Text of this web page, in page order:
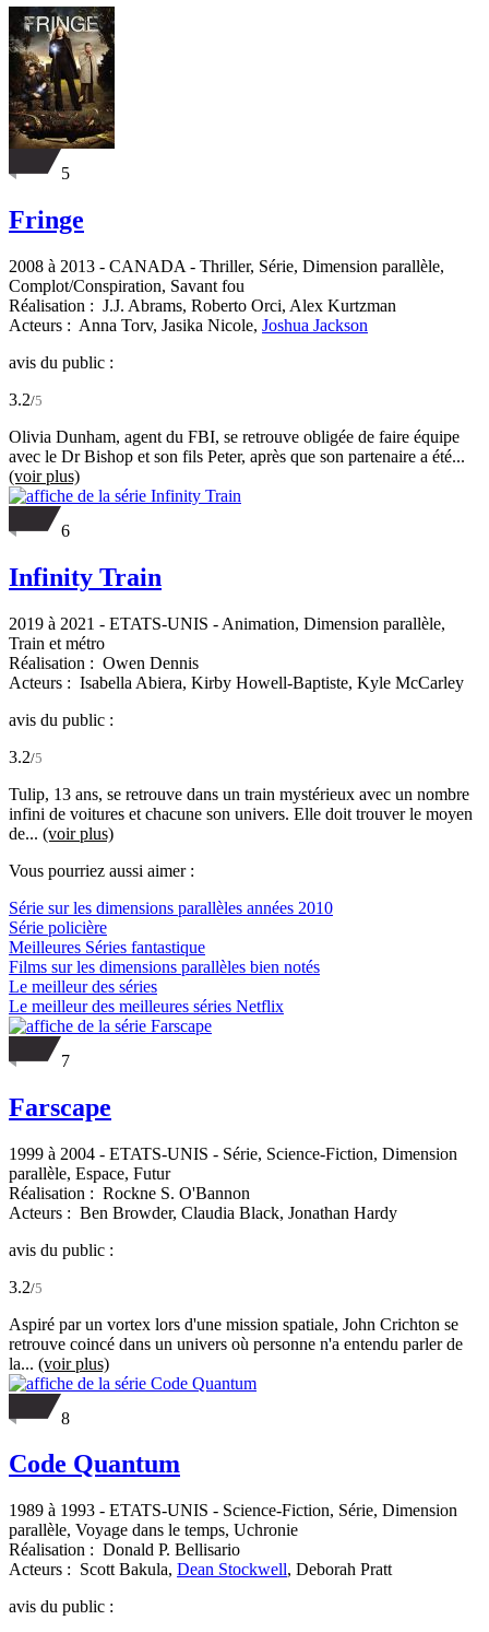
5
Fringe
2008 à 2013 - CANADA - Thriller, Série, Dimension parallèle,
Complot/Conspiration, Savant fou
Réalisation : J.J. Abrams, Roberto Orci, Alex Kurtzman
Acteurs : Anna Torv, Jasika Nicole, Joshua Jackson
avis du public :
3.2/5
Olivia Dunham, agent du FBI, se retrouve obligée de faire équipe
avec le Dr Bishop et son fils Peter, après que son partenaire a été...
(voir plus)
6
Infinity Train
2019 à 2021 - ETATS-UNIS - Animation, Dimension parallèle,
Train et métro
Réalisation : Owen Dennis
Acteurs : Isabella Abiera, Kirby Howell-Baptiste, Kyle McCarley
avis du public :
3.2/5
Tulip, 13 ans, se retrouve dans un train mystérieux avec un nombre
infini de voitures et chacune son univers. Elle doit trouver le moyen
de... (voir plus)
Vous pourriez aussi aimer :
Série sur les dimensions parallèles années 2010
Série policière
Meilleures Séries fantastique
Films sur les dimensions parallèles bien notés
Le meilleur des séries
Le meilleur des meilleures séries Netflix
7
Farscape
1999 à 2004 - ETATS-UNIS - Série, Science-Fiction, Dimension
parallèle, Espace, Futur
Réalisation : Rockne S. O'Bannon
Acteurs : Ben Browder, Claudia Black, Jonathan Hardy
avis du public :
3.2/5
Aspiré par un vortex lors d'une mission spatiale, John Crichton se
retrouve coincé dans un univers où personne n'a entendu parler de
la... (voir plus)
8
Code Quantum
1989 à 1993 - ETATS-UNIS - Science-Fiction, Série, Dimension
parallèle, Voyage dans le temps, Uchronie
Réalisation : Donald P. Bellisario
Acteurs : Scott Bakula, Dean Stockwell, Deborah Pratt
avis du public :